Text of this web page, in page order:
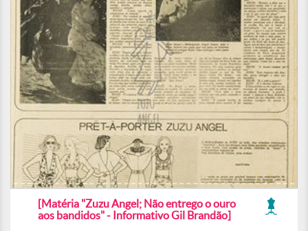
[Matéria "Zuzu Angel; Não entrego o ouro
aos bandidos" - Informativo Gil Brandão]